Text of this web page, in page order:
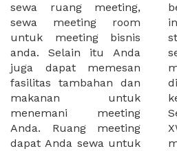
sewa ruang meeting,
sewa meeting room
untuk meeting bisnis
anda. Selain itu Anda
juga dapat memesan
fasilitas tambahan dan
makanan untuk
menemani meeting
Anda. Ruang meeting
dapat Anda sewa untuk
berdasarkan corak
interior, lokasi yang
strategis, harga yang
sesuai dengan budget
meeting Anda, ataupun
disesuaikan dengan
kebutuhan klien Anda.
Sewa meeting room di
XWORK akan
mempermudah